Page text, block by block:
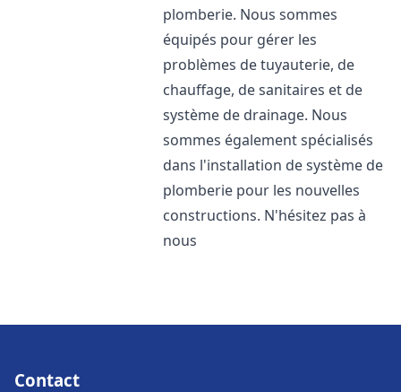
plomberie. Nous sommes
équipés pour gérer les
problèmes de tuyauterie, de
chauffage, de sanitaires et de
système de drainage. Nous
sommes également spécialisés
dans l'installation de système de
plomberie pour les nouvelles
constructions. N'hésitez pas à
nous
Contact